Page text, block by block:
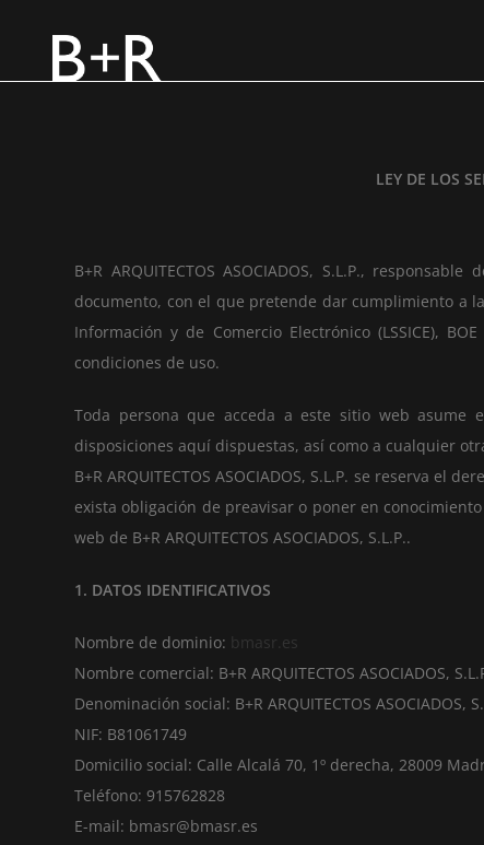
LEY DE LOS
B+R ARQUITECTOS ASOCIADOS, S.L.P.,
documento, con el que pretende dar cumplimiento a
Información y de Comercio Electrónico (LSSICE),
condiciones de uso.
Toda persona que acceda a este sitio web asume
disposiciones aquí dispuestas, así como a cualquier
B+R ARQUITECTOS ASOCIADOS, S.L.P. se reserva
exista obligación de preavisar o poner en
web de B+R ARQUITECTOS ASOCIADOS, S.L.P..
1. DATOS IDENTIFICATIVOS
Nombre de dominio: bmasr.es
Nombre comercial: B+R ARQUITECTOS ASOCIADOS,
Denominación social: B+R ARQUITECTOS ASOCIADOS,
NIF: B81061749
Domicilio social: Calle Alcalá 70, 1º derecha, 28009
Teléfono: 915762828
E-mail: bmasr@bmasr.es